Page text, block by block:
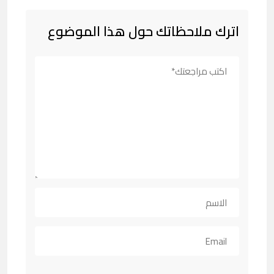
اترك ملاحظاتك حول هذا الموضوع